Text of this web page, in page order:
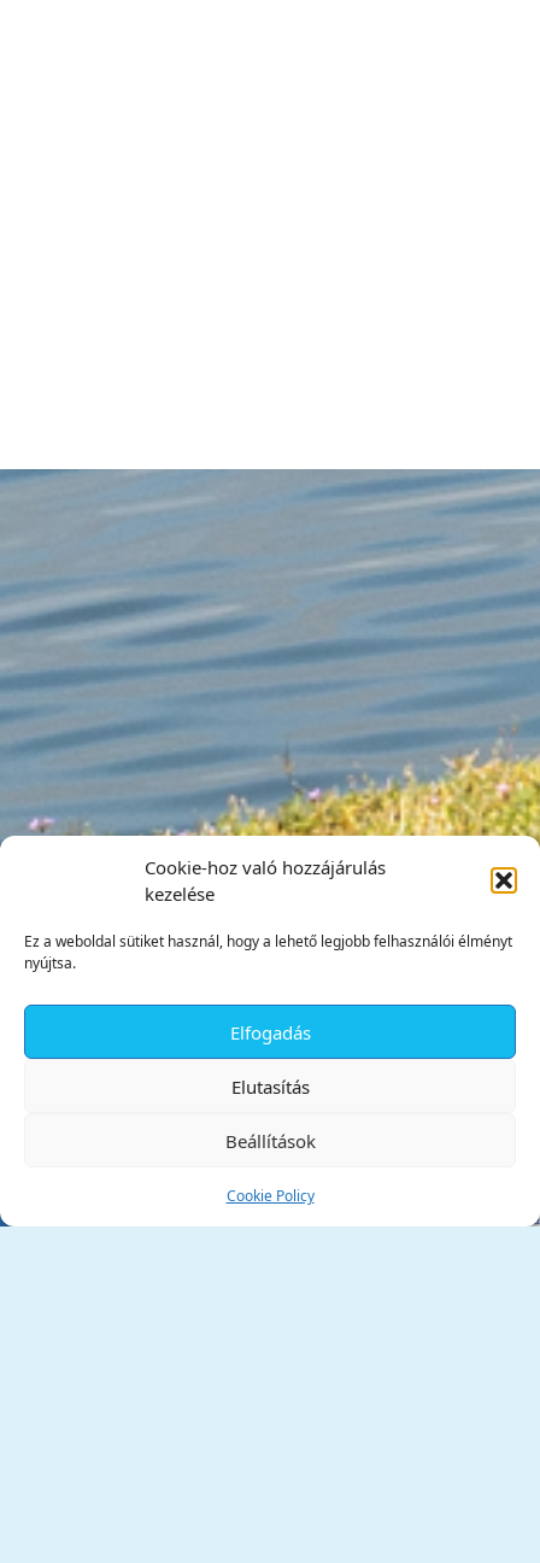
Cookie-hoz való hozzájárulás
kezelése
Ez a weboldal sütiket használ, hogy a lehető legjobb felhasználói élményt
nyújtsa.
Elfogadás
Elutasítás
Beállítások
Cookie Policy
Tata Város Önkormányzata
✕